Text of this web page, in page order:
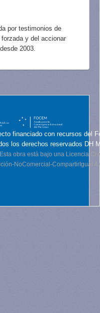
por testimonios de
y del accionar
2003.
financiado con recursos del
los derechos reservados DH
Esta obra está bajo una Licencia
NoComercial-CompartirIgual